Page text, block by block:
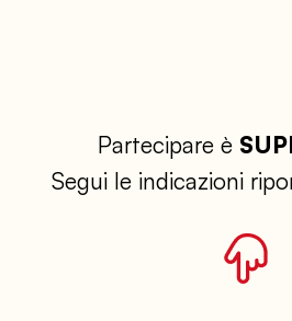
Partecipare è
Segui le indicazioni